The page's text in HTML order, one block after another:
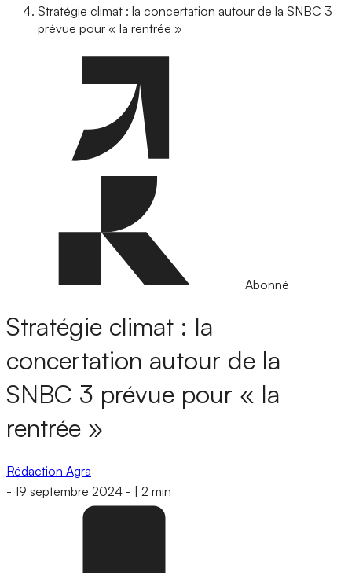
Stratégie climat : la concertation autour de la SNBC 3
prévue pour « la rentrée »
Abonné
Stratégie climat : la
concertation autour de la
SNBC 3 prévue pour « la
rentrée »
Rédaction Agra
- 19 septembre 2024 - 2 min